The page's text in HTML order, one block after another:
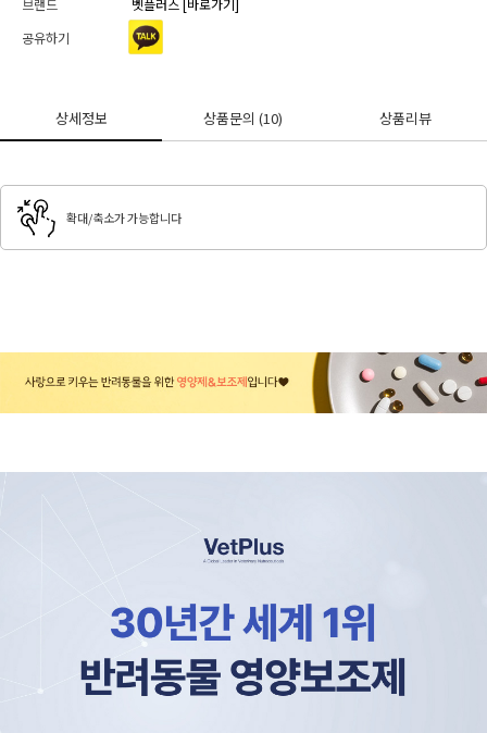
브랜드
벳플러스 [바로가기]
공유하기
상세정보 상품문의(10) 상품리뷰
확대/축소가 가능합니다